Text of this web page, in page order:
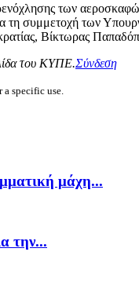
των
τη συμμετοχή των
Βίκτωρας
του ΚΥΠΕ.Σύνδεση
specific use.
μάχη...
την...